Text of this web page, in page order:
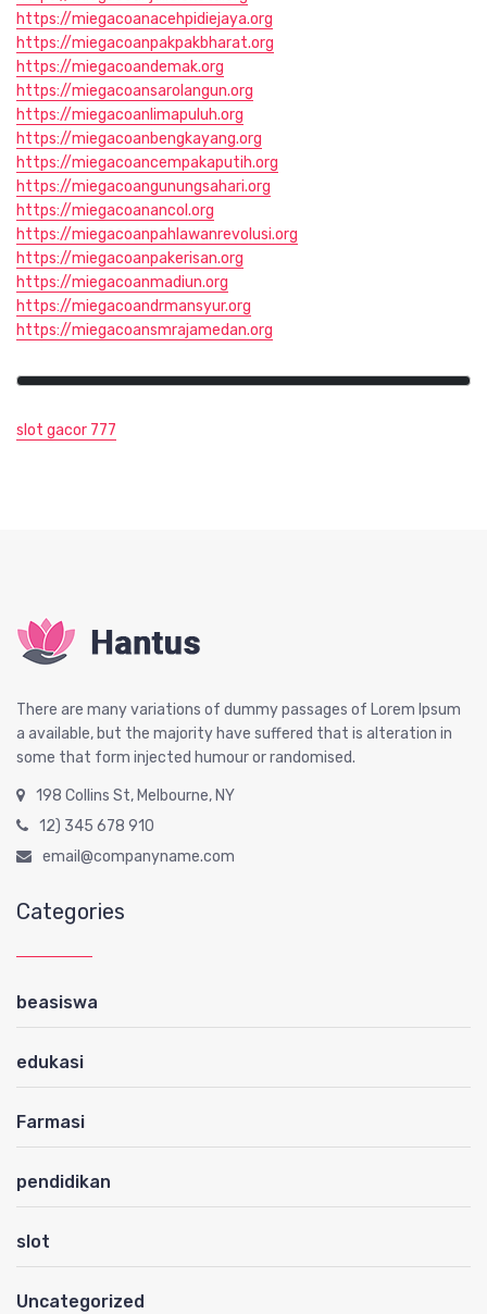
https://miegacoanacehpidiejaya.org
https://miegacoanpakpakbharat.org
https://miegacoandemak.org
https://miegacoansarolangun.org
https://miegacoanlimapuluh.org
https://miegacoanbengkayang.org
https://miegacoancempakaputih.org
https://miegacoangunungsahari.org
https://miegacoanancol.org
https://miegacoanpahlawanrevolusi.org
https://miegacoanpakerisan.org
https://miegacoanmadiun.org
https://miegacoandrmansyur.org
https://miegacoansmrajamedan.org
slot gacor 777
There are many variations of dummy passages of Lorem Ipsum
a available, but the majority have suffered that is alteration in
some that form injected humour or randomised.
198 Collins St, Melbourne, NY
12) 345 678 910
email@companyname.com
Categories
beasiswa
edukasi
Farmasi
pendidikan
slot
Uncategorized